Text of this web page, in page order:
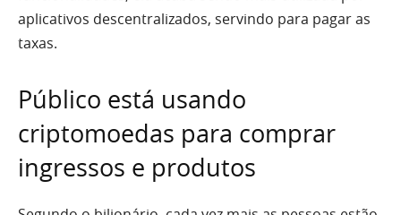
aplicativos descentralizados, servindo para pagar as
taxas.
Público está usando
criptomoedas para comprar
ingressos e produtos